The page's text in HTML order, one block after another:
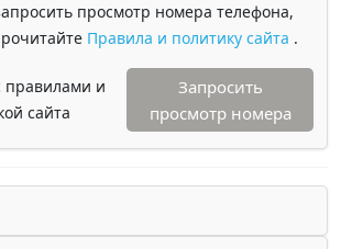
просмотр номера телефона,
Правила и политику сайта .
правилами и
сайта
Запросить
просмотр номера